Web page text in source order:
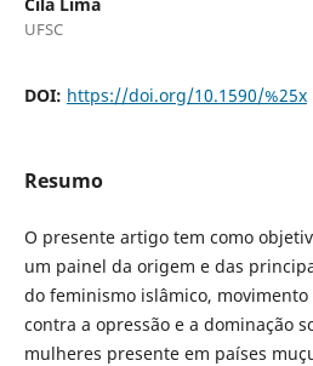
UFSC
DOI: https://doi.org/10.1590/%25x
Resumo
O presente artigo tem como
um painel da origem e das
do feminismo islâmico,
contra a opressão e a dominação
mulheres presente em países